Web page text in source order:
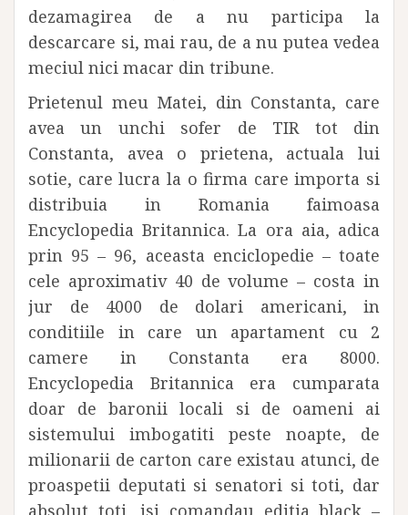
dezamagirea de a nu participa la
descarcare si, mai rau, de a nu putea vedea
meciul nici macar din tribune.
Prietenul meu Matei, din Constanta, care
avea un unchi sofer de TIR tot din
Constanta, avea o prietena, actuala lui
sotie, care lucra la o firma care importa si
distribuia in Romania faimoasa
Encyclopedia Britannica. La ora aia, adica
prin 95 – 96, aceasta enciclopedie – toate
cele aproximativ 40 de volume – costa in
jur de 4000 de dolari americani, in
conditiile in care un apartament cu 2
camere in Constanta era 8000.
Encyclopedia Britannica era cumparata
doar de baronii locali si de oameni ai
sistemului imbogatiti peste noapte, de
milionarii de carton care existau atunci, de
proaspetii deputati si senatori si toti, dar
absolut toti, isi comandau editia black –